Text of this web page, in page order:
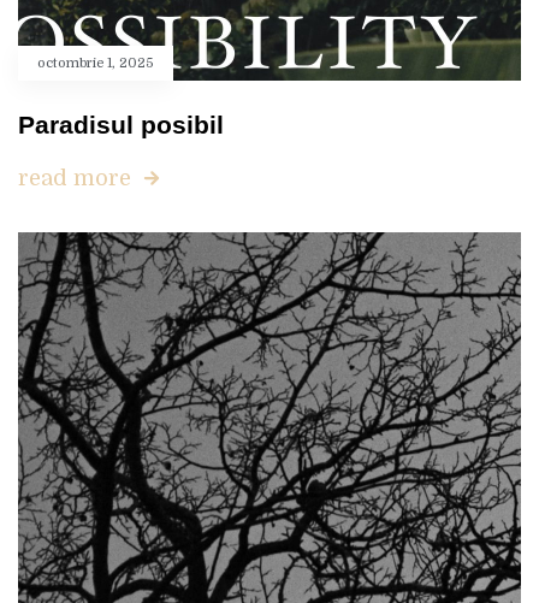
octombrie 1, 2025
Paradisul posibil
read more